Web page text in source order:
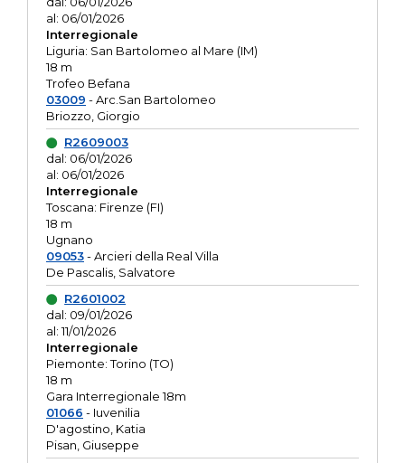
al: 06/01/2026
Interregionale
Liguria: San Bartolomeo al Mare (IM)
18 m
Trofeo Befana
03009 - Arc.San Bartolomeo
Briozzo, Giorgio
R2609003
dal: 06/01/2026
al: 06/01/2026
Interregionale
Toscana: Firenze (FI)
18 m
Ugnano
09053- Arcieri della Real Villa
De Pascalis, Salvatore
R2601002
dal: 09/01/2026
al: 11/01/2026
Interregionale
Piemonte: Torino (TO)
18 m
Gara Interregionale 18m
01066 - Iuvenilia
D'agostino, Katia
Pisan, Giuseppe